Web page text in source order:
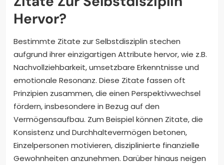
Hervor?
Bestimmte Zitate zur Selbstdisziplin stechen
aufgrund ihrer einzigartigen Attribute hervor, wie z.B.
Nachvollziehbarkeit, umsetzbare Erkenntnisse und
emotionale Resonanz. Diese Zitate fassen oft
Prinzipien zusammen, die einen Perspektivwechsel
fördern, insbesondere in Bezug auf den
Vermögensaufbau. Zum Beispiel können Zitate, die
Konsistenz und Durchhaltevermögen betonen,
Einzelpersonen motivieren, disziplinierte finanzielle
Gewohnheiten anzunehmen. Darüber hinaus neigen